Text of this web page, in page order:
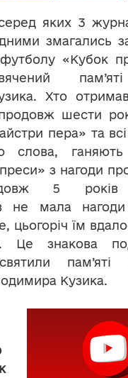
яких 3
змагались
«Кубок
Хто
шести
пера» та
слова,
з нагоди
5 років
не мала
цьогоріч їм
Це знакова
пам’яті
Кузика.